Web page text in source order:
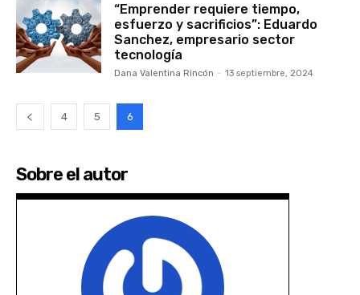
“Emprender requiere tiempo,
esfuerzo y sacrificios”: Eduardo
Sanchez, empresario sector
tecnología
Dana Valentina Rincón - 13 septiembre, 2024
4 5 6
Sobre el autor